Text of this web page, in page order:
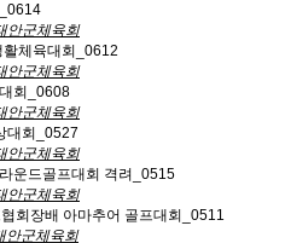
안군체육회
체육대회_0612
안군체육회
회_0608
안군체육회
대회_0527
안군체육회
운드골프대회 격려_0515
안군체육회
회장배 아마추어 골프대회_0511
안군체육회